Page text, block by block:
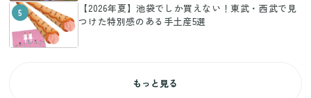
5
【2026年夏】池袋でしか買えない！東武・西武で見
つけた特別感のある手土産5選
もっと見る